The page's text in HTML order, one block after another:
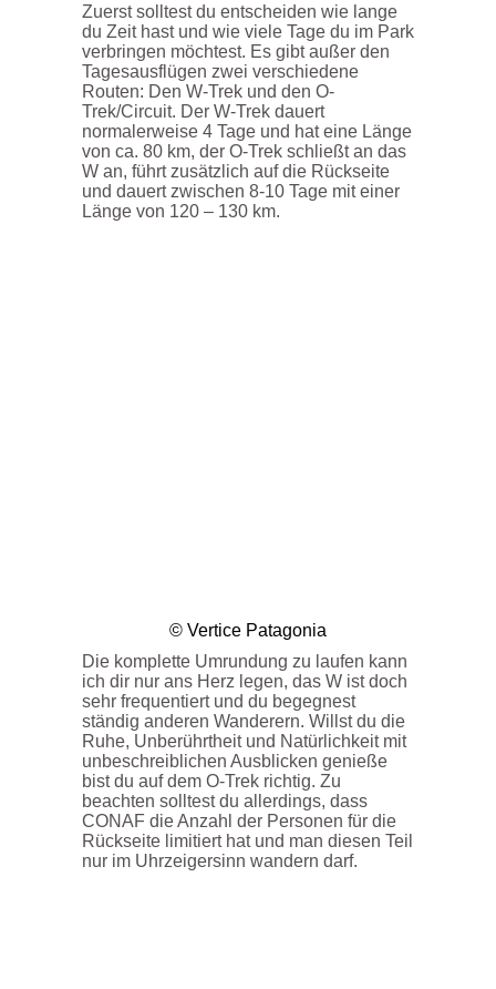
Zuerst solltest du entscheiden wie lange
du Zeit hast und wie viele Tage du im Park
verbringen möchtest. Es gibt außer den
Tagesausflügen zwei verschiedene
Routen: Den W-Trek und den O-
Trek/Circuit. Der W-Trek dauert
normalerweise 4 Tage und hat eine Länge
von ca. 80 km, der O-Trek schließt an das
W an, führt zusätzlich auf die Rückseite
und dauert zwischen 8-10 Tage mit einer
Länge von 120 – 130 km.
© Vertice Patagonia
Die komplette Umrundung zu laufen kann
ich dir nur ans Herz legen, das W ist doch
sehr frequentiert und du begegnest
ständig anderen Wanderern. Willst du die
Ruhe, Unberührtheit und Natürlichkeit mit
unbeschreiblichen Ausblicken genieße
bist du auf dem O-Trek richtig. Zu
beachten solltest du allerdings, dass
CONAF die Anzahl der Personen für die
Rückseite limitiert hat und man diesen Teil
nur im Uhrzeigersinn wandern darf.